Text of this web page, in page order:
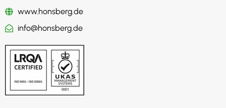
www.honsberg.de
info@honsberg.de